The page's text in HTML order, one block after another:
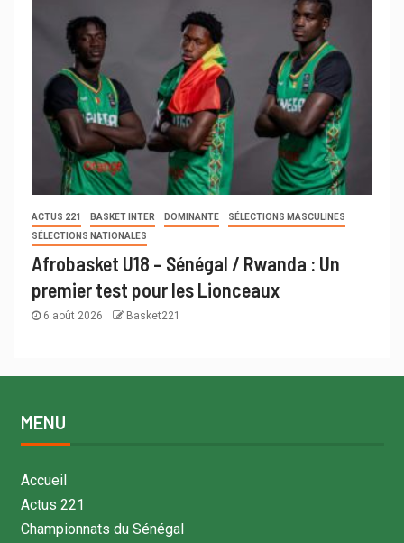
ACTUS 221 BASKET INTER DOMINANTE
SÉLECTIONS MASCULINES
SÉLECTIONS NATIONALES
Afrobasket U18 – Sénégal / Rwanda : Un
premier test pour les Lionceaux
6 août 2026 Basket221
MENU
Accueil
Actus 221
Championnats du Sénégal